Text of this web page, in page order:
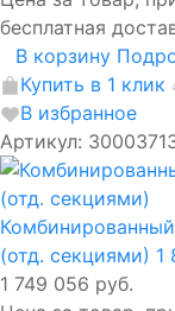
бесплатная
В корзину
Купить в 1 клик
В избранное
Артикул:
(отд. секциями) 1
1 749 056 руб.